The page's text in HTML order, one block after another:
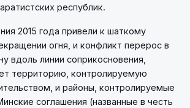
республик.
2015 года привели к шаткому
огня, и конфликт перерос в
вдоль линии соприкосновения,
территорию, контролируемую
и районы, контролируемые
соглашения (названные в честь